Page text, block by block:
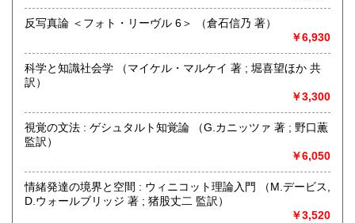
☎買取受付フリーダイヤル 0120-989-307
https://lin.ee/NDp1ENf
取り扱い分野
哲学宗教、社会科学、自然科学、美術工芸、国語国文、外国
文学、サブカルチャー、古書一般（その他）
人文書・美術書・専門書
反写真論 ＜フォト・リーヴル 6＞ （倉石信乃 著）
￥6,930
科学と知識社会学 （マイケル・マルケイ 著 ; 堀喜望ほか 共
訳）
￥3,300
視覚の文法 : ゲシュタルト知覚論 （G.カニッツァ 著 ; 野口薫
監訳）
￥6,050
情緒発達の境界と空間 : ウィニコット理論入門 （M.デービス,
D.ウォールブリッジ 著 ; 猪股丈二 監訳）
￥3,520